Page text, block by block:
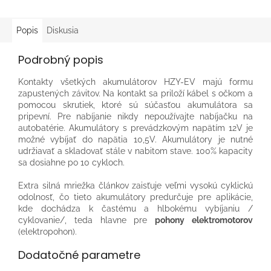
Popis Diskusia
Podrobný popis
Kontakty všetkých akumulátorov HZY-EV majú formu
zapustených závitov. Na kontakt sa priloží kábel s očkom a
pomocou skrutiek, ktoré sú súčasťou akumulátora sa
pripevní. Pre nabíjanie nikdy nepoužívajte nabíjačku na
autobatérie. Akumulátory s prevádzkovým napätím 12V je
možné vybíjať do napätia 10,5V. Akumulátory je nutné
udržiavať a skladovať stále v nabitom stave. 100% kapacity
sa dosiahne po 10 cykloch.
Extra silná mriežka článkov zaisťuje veľmi vysokú cyklickú
odolnosť, čo tieto akumulátory predurčuje pre aplikácie,
kde dochádza k častému a hlbokému vybíjaniu /
cyklovanie/, teda hlavne prepohony elektromotorov
(elektropohon).
Dodatočné parametre